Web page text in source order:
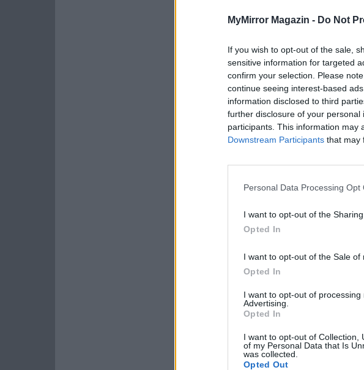
MyMirror Magazin - Do Not
If you wish to opt-out of the sale,
sensitive information for targeted
confirm your selection. Please
continue seeing interest-based
information disclosed to third
further disclosure of your personal
participants. This information may
Downstream Participants that may
Personal Data Processing Opt
I want to opt-out of the
Opted In
I want to opt-out of the Sale of
Opted In
I want to opt-out of
Advertising.
Opted In
I want to opt-out of Collection,
of my Personal Data that Is
was collected.
Opted Out